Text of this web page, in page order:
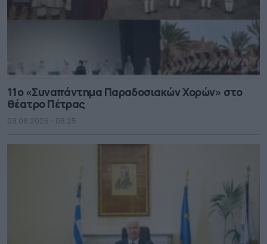
11ο «Συναπάντημα Παραδοσιακών Χορών» στο
θέατρο Πέτρας
09.08.2026 - 08.25